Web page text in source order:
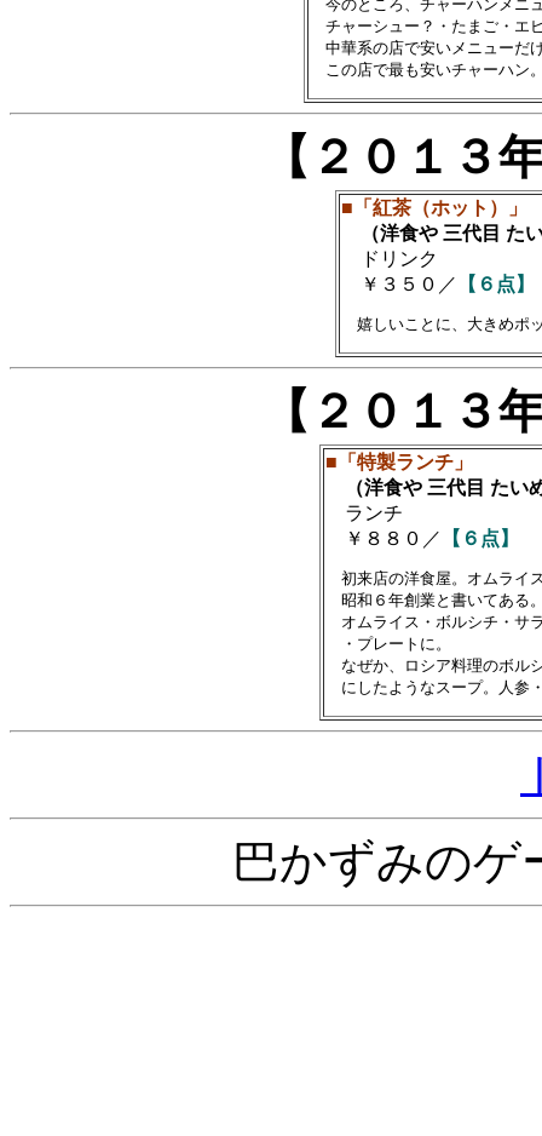
今のところ、チャーハンメニ
チャーシュー？・たまご・
中華系の店で安いメニューだ
【２０１
■「紅茶（ホット）」
（洋食や 三代目 た
ドリンク
￥３５０／
【６点】
【２０１
■「特製ランチ」
（洋食や 三代目 たい
ランチ
￥８８０／
【６点】
初来店の洋食屋。オムライ
昭和６年創業と書いてある
オムライス・ボルシチ・サ
・プレートに。
なぜか、ロシア料理のボル
巴かずみのゲ